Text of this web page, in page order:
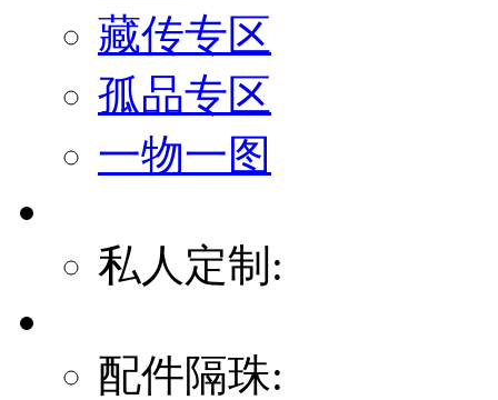
藏传专区
孤品专区
一物一图
私人定制:
配件隔珠: